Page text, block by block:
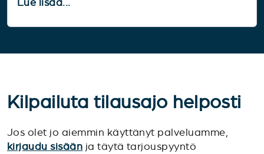
Lue lisää...
Kilpailuta tilausajo helposti
Jos olet jo aiemmin käyttänyt palveluamme,
kirjaudu sisään ja täytä tarjouspyyntö